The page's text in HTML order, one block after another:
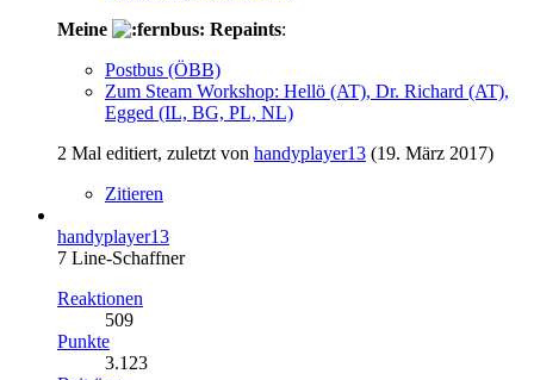
Meine
Repaints:
Postbus (ÖBB)
Zum Steam Workshop: Hellö (AT), Dr. Richard (AT),
Egged (IL, BG, PL, NL)
2 Mal editiert, zuletzt von handyplayer13 (19. März 2017)
Zitieren
handyplayer13
7 Line-Schaffner
Reaktionen
509
Punkte
3.123